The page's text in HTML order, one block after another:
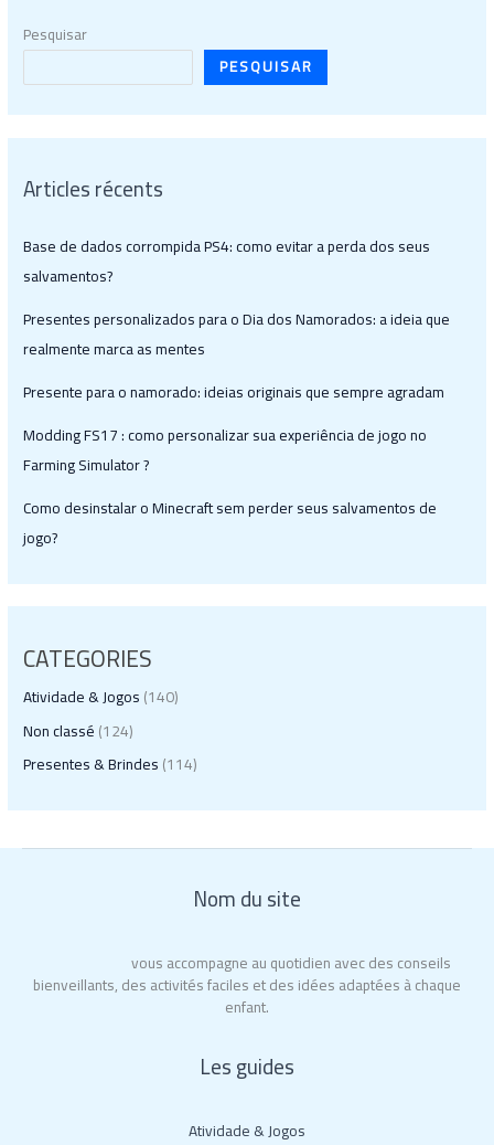
Pesquisar
PESQUISAR
Articles récents
Base de dados corrompida PS4: como evitar a perda dos seus
salvamentos?
Presentes personalizados para o Dia dos Namorados: a ideia que
realmente marca as mentes
Presente para o namorado: ideias originais que sempre agradam
Modding FS17 : como personalizar sua experiência de jogo no
Farming Simulator ?
Como desinstalar o Minecraft sem perder seus salvamentos de
jogo?
CATEGORIES
Atividade & Jogos(140)
Non classé(124)
Presentes & Brindes(114)
Nom du site
vous accompagne au quotidien avec des conseils
bienveillants, des activités faciles et des idées adaptées à chaque
enfant.
Les guides
Atividade & Jogos